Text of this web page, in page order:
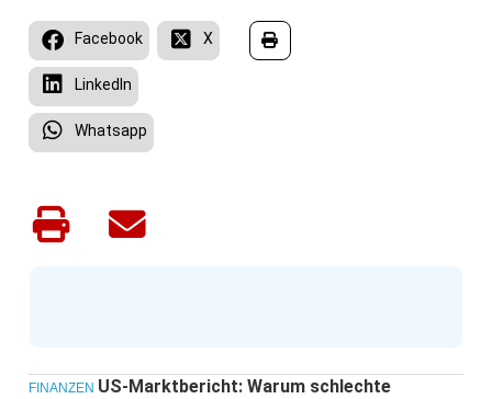
Facebook X
LinkedIn
Whatsapp
FINANZEN US-Marktbericht: Warum schlechte